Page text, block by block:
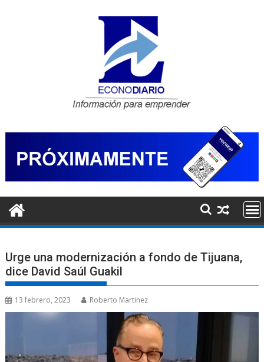
Urge una modernización a fondo de Tijuana,
dice David Saúl Guakil
13 febrero, 2023 Roberto Martinez